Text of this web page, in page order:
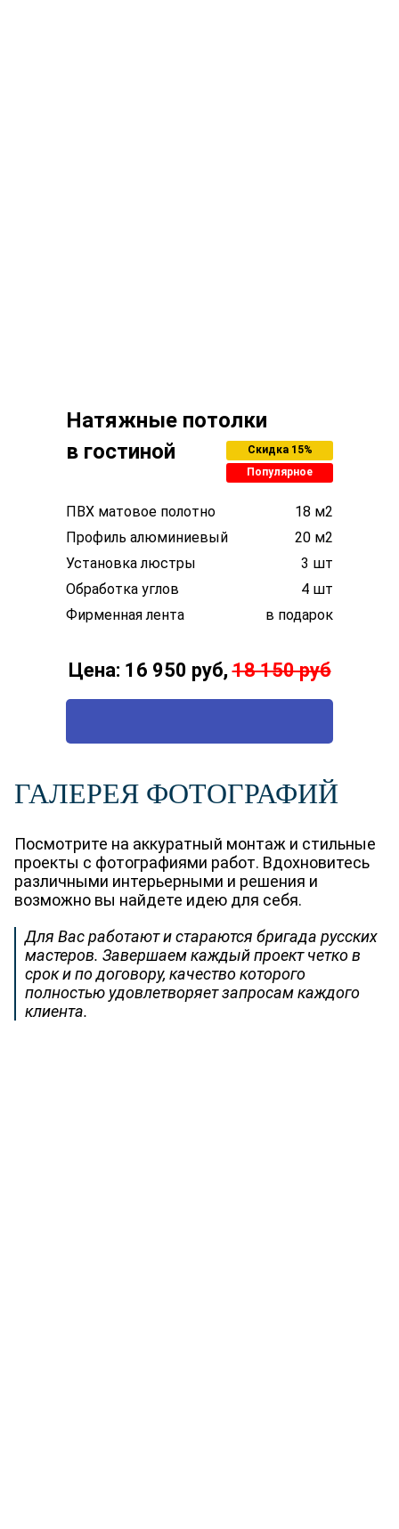
Натяжные потолки
Скидка 15%
в гостиной
Популярное
ПВХ матовое полотно
18 м2
Профиль алюминиевый
20 м2
Установка люстры
3 шт
Обработка углов
4 шт
Фирменная лента
в подарок
Цена: 16 950 руб,18 150 руб
ГАЛЕРЕЯ ФОТОГРАФИЙ
Посмотрите на аккуратный монтаж и стильные
проекты с фотографиями работ. Вдохновитесь
различными интерьерными и решения и
возможно вы найдете идею для себя.
Для Вас работают и стараются бригада русских
мастеров. Завершаем каждый проект четко в
срок и по договору, качество которого
полностью удовлетворяет запросам каждого
клиента.